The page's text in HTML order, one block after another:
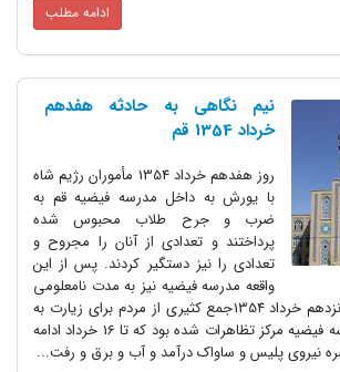
ادامه مطلب
نیم نگاهی به حادثه هفدهم
خرداد 1354 قم
روز هفدهم خرداد 1354 مأموران رژیم شاه
با یورش به داخل مدرسه فیضیه قم به
ضرب و جرح طلاب محبوس شده
پرداختند و تعدادی از آنان را مجروح و
تعدادی را نیز دستگیر کردند. پس از این
واقعه مدرسه فیضیه نیز به مدت نامعلومی
تعطیل شد. در روز پانزدهم خرداد 1354جمع کثیری از مردم برای زیارت به
قم آمده بودند و مدرسه فیضیه مرکز تظاهرات شده بود که تا 16 خرداد ادامه
نیروی پلیس و ساواک درآمد و آب و برق و رفت...